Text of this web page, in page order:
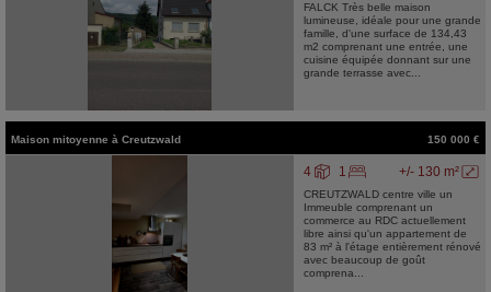
FALCK Très belle maison
lumineuse, idéale pour une grande
famille, d'une surface de 134,43
m2 comprenant une entrée, une
cuisine équipée donnant sur une
grande terrasse avec...
Maison mitoyenne à Creutzwald 150 000 €
+/- 130 m²
4 1
CREUTZWALD centre ville un
Immeuble comprenant un
commerce au RDC actuellement
libre ainsi qu'un appartement de
83 m² à l'étage entièrement rénové
avec beaucoup de goût
comprena...